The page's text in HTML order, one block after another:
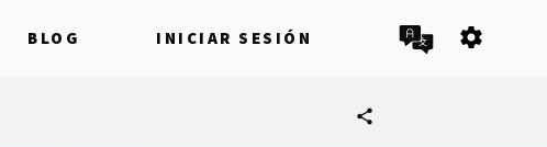
BLOG INICIAR SESIÓN settings
share